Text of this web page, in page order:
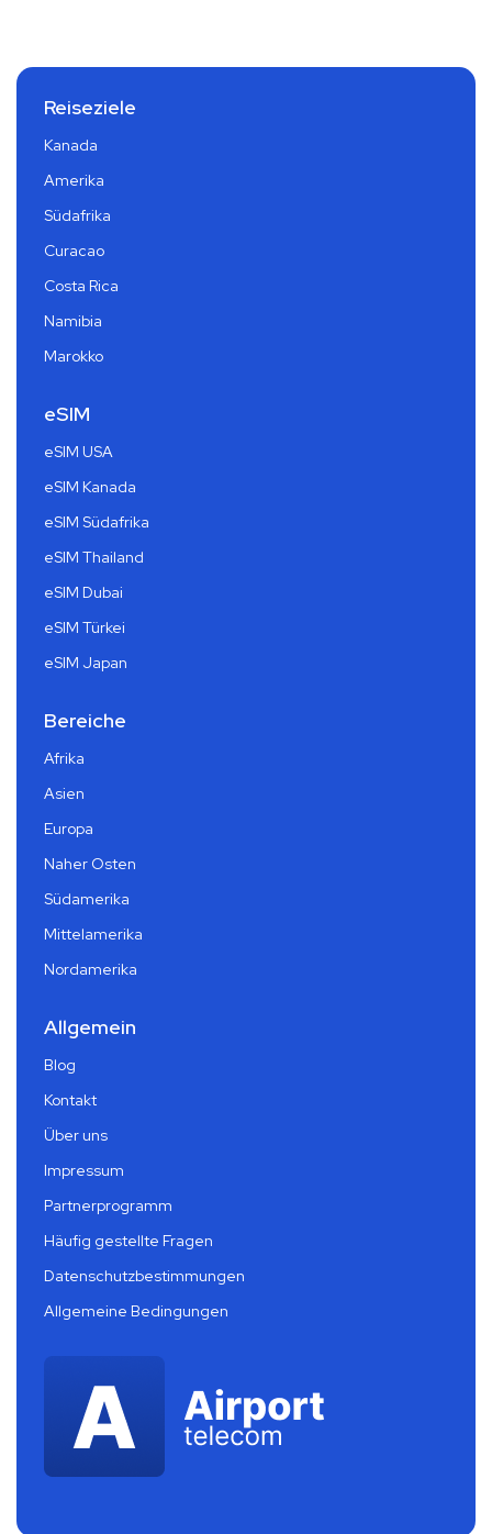
Reiseziele
Kanada
Amerika
Südafrika
Curacao
Costa Rica
Namibia
Marokko
eSIM
eSIM USA
eSIM Kanada
eSIM Südafrika
eSIM Thailand
eSIM Dubai
eSIM Türkei
eSIM Japan
Bereiche
Afrika
Asien
Europa
Naher Osten
Südamerika
Mittelamerika
Nordamerika
Allgemein
Blog
Kontakt
Über uns
Impressum
Partnerprogramm
Häufig gestellte Fragen
Datenschutzbestimmungen
Allgemeine Bedingungen